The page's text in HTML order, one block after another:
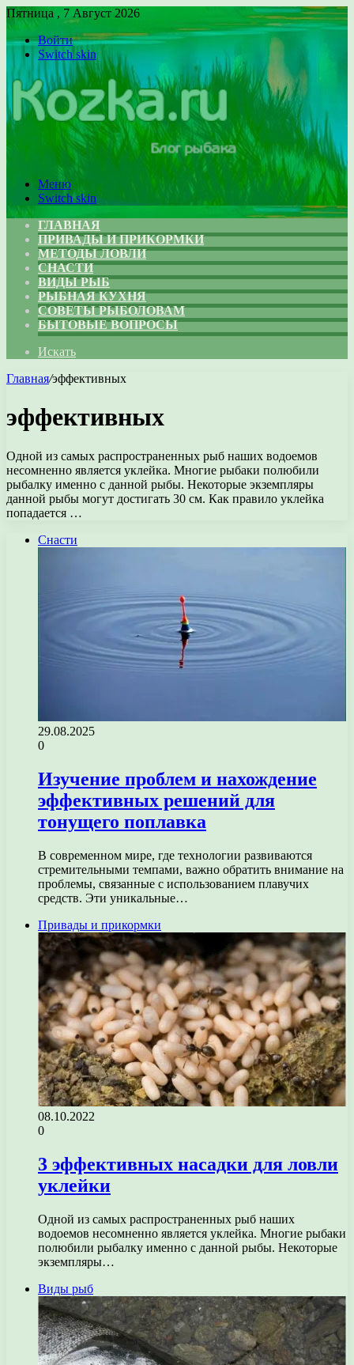
Пятница , 7 Август 2026
Войти
Switch skin
Меню
Switch skin
ГЛАВНАЯ
ПРИВАДЫ И ПРИКОРМКИ
МЕТОДЫ ЛОВЛИ
СНАСТИ
ВИДЫ РЫБ
РЫБНАЯ КУХНЯ
СОВЕТЫ РЫБОЛОВАМ
БЫТОВЫЕ ВОПРОСЫ
Искать
Главная/эффективных
эффективных
Одной из самых распространенных рыб наших водоемов
несомненно является уклейка. Многие рыбаки полюбили
рыбалку именно с данной рыбы. Некоторые экземпляры
данной рыбы могут достигать 30 см. Как правило уклейка
попадается …
Снасти
29.08.2025
0
Изучение проблем и нахождение
эффективных решений для
тонущего поплавка
В современном мире, где технологии развиваются
стремительными темпами, важно обратить внимание на
проблемы, связанные с использованием плавучих
средств. Эти уникальные…
Привады и прикормки
08.10.2022
0
3 эффективных насадки для ловли
уклейки
Одной из самых распространенных рыб наших
водоемов несомненно является уклейка. Многие рыбаки
полюбили рыбалку именно с данной рыбы. Некоторые
экземпляры…
Виды рыб